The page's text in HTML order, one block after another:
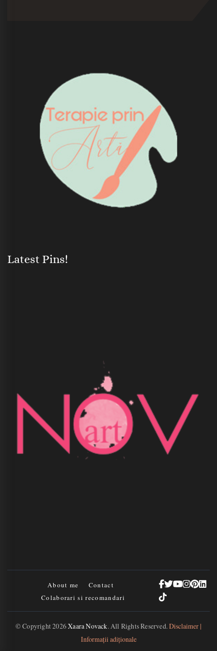
Latest Pins!
About me
Contact
Colaborari si recomandari
© Copyright 2026Xaara Novack. All Rights Reserved.Disclaimer |
Informații adiționale